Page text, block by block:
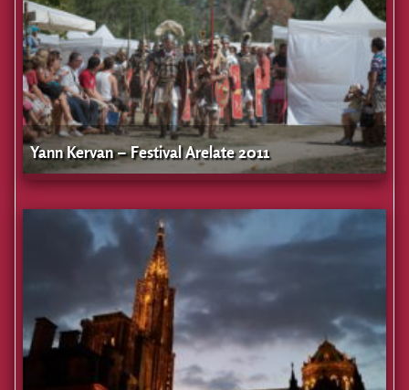
Yann Kervan – Festival Arelate 2011